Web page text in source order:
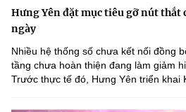
Hưng Yên đặt mục tiêu gỡ nút thắt
ngày
Nhiều hệ thống số chưa kết nối đồng
tầng chưa hoàn thiện đang làm giảm
Trước thực tế đó, Hưng Yên triển khai